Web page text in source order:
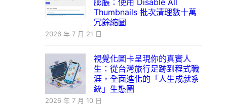
膨脹：使用 Disable All
Thumbnails 批次清理數十萬
冗餘縮圖
2026 年 7 月 21 日
視覺化圖卡呈現你的真實人
生：從台灣旅行足跡到程式職
涯，全面進化的「人生成就系
統」生態圈
2026 年 7 月 10 日